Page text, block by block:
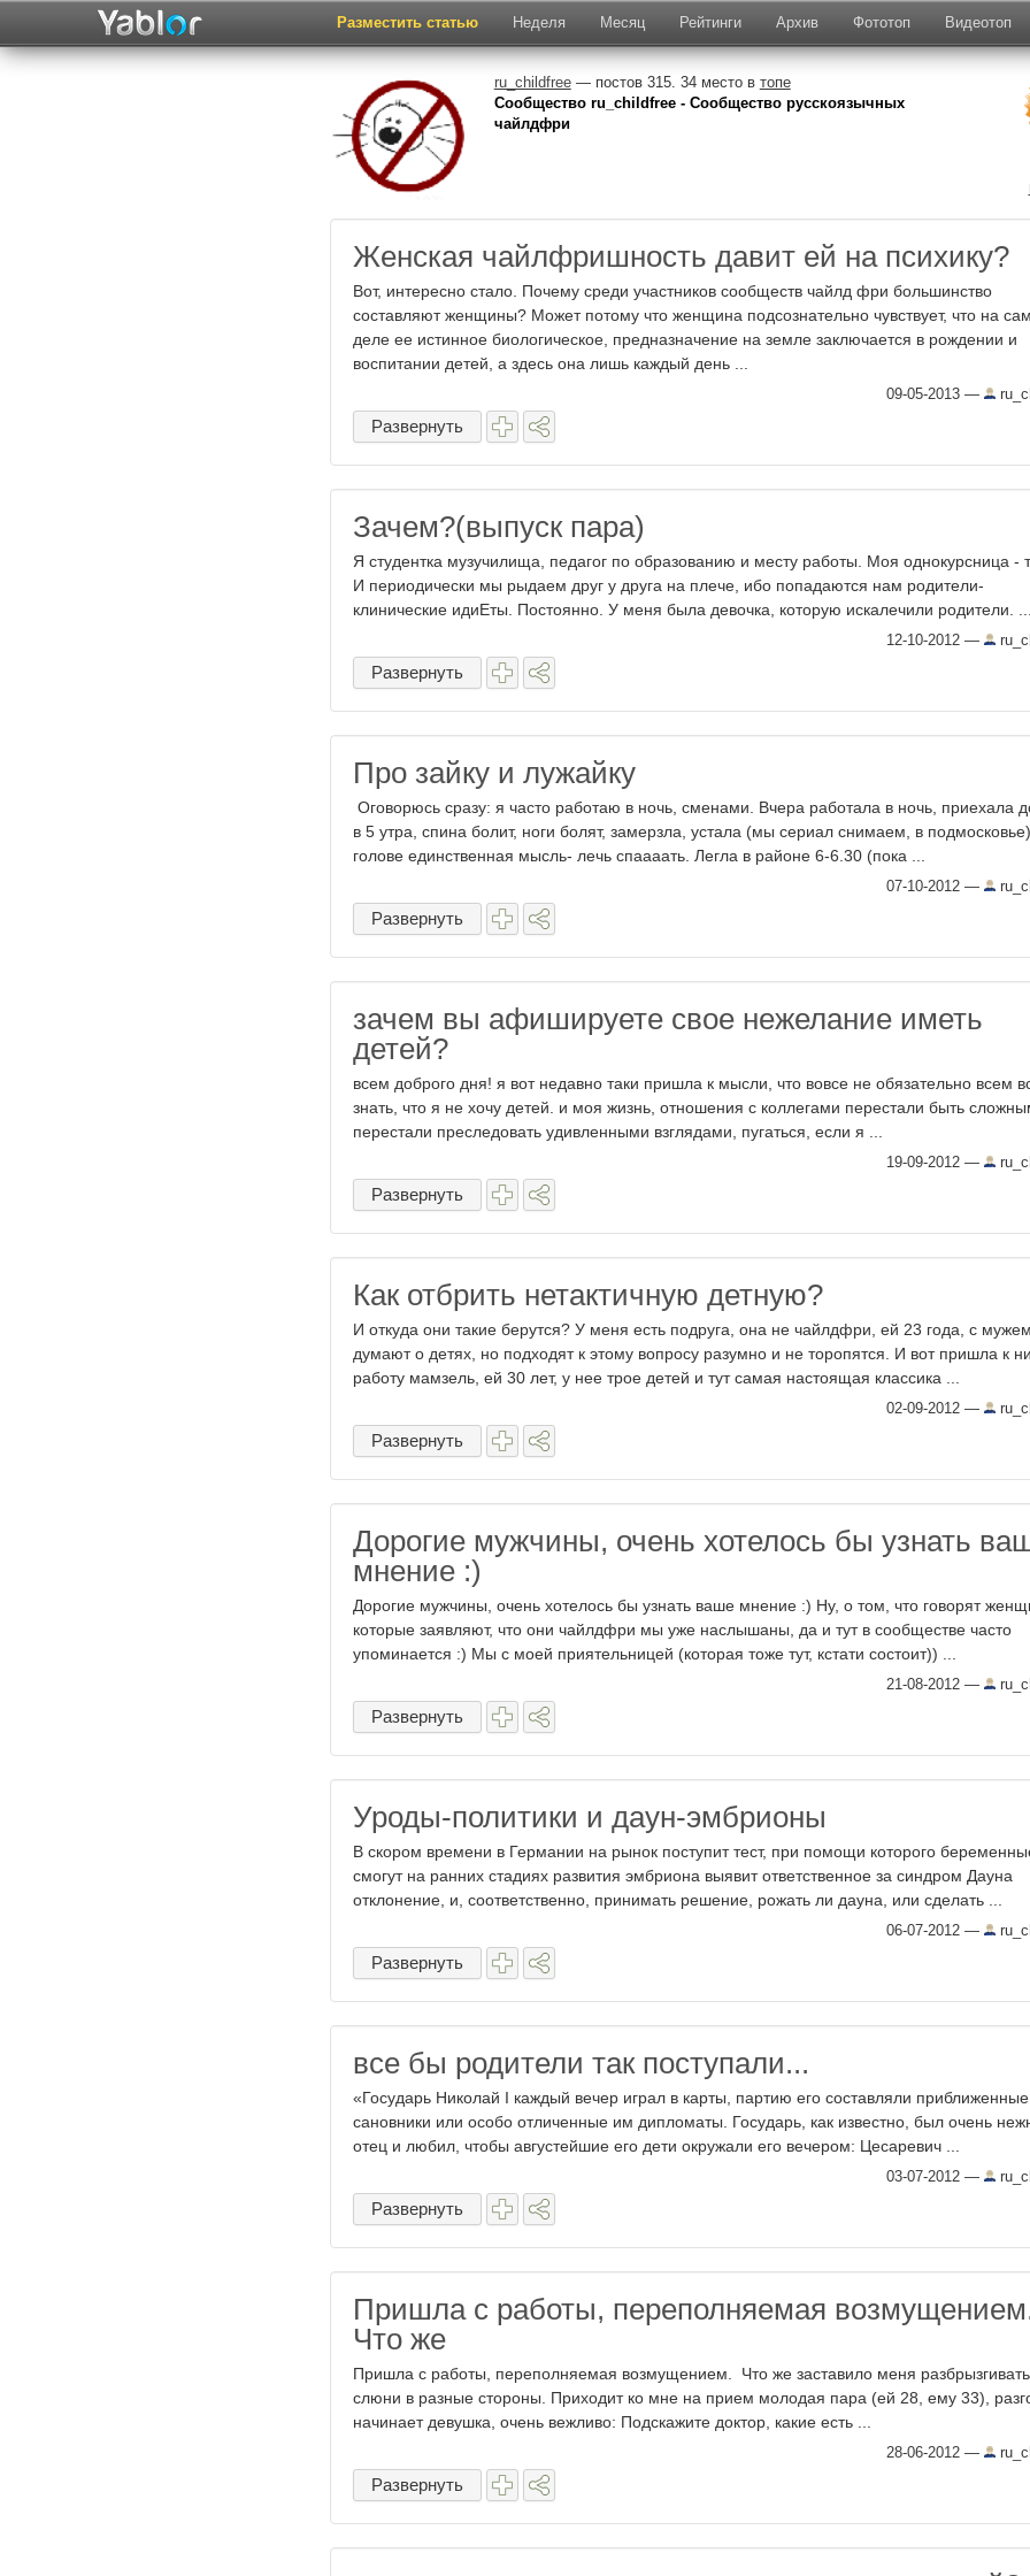
Разместить статью Неделя Месяц Рейтинги Архив Фототоп Видеотоп
ru_childfree— постов 315. 34 место в топе
Сообщество ru_childfree - Сообщество русскоязычных
чайлдфри
Женская чайлфришность давит ей на психику?
Вот, интересно стало. Почему среди участников сообществ чайлд фри большинство
составляют женщины? Может потому что женщина подсознательно чувствует, что на
деле ее истинное биологическое, предназначение на земле заключается в рождении и
воспитании детей, а здесь она лишь каждый день ...
09-05-2013 —
Развернуть
Зачем?(выпуск пара)
Я студентка музучилища, педагог по образованию и месту работы. Моя однокурсница -
И периодически мы рыдаем друг у друга на плече, ибо попадаются нам родители-
клинические идиЕты. Постоянно. У меня была девочка, которую искалечили родители. ...
12-10-2012 —
Развернуть
Про зайку и лужайку
Оговорюсь сразу: я часто работаю в ночь, сменами. Вчера работала в ночь, приехала
в 5 утра, спина болит, ноги болят, замерзла, устала (мы сериал снимаем, в
голове единственная мысль- лечь спаааать. Легла в районе 6-6.30 (пока ...
07-10-2012 —
Развернуть
зачем вы афишируете свое нежелание иметь
детей?
всем доброго дня! я вот недавно таки пришла к мысли, что вовсе не обязательно всем
знать, что я не хочу детей. и моя жизнь, отношения с коллегами перестали быть
перестали преследовать удивленными взглядами, пугаться, если я ...
19-09-2012 —
Развернуть
Как отбрить нетактичную детную?
И откуда они такие берутся? У меня есть подруга, она не чайлдфри, ей 23 года, с мужем
думают о детях, но подходят к этому вопросу разумно и не торопятся. И вот пришла к
работу мамзель, ей 30 лет, у нее трое детей и тут самая настоящая классика ...
02-09-2012 —
Развернуть
Дорогие мужчины, очень хотелось бы узнать
мнение :)
Дорогие мужчины, очень хотелось бы узнать ваше мнение :) Ну, о том, что говорят
которые заявляют, что они чайлдфри мы уже наслышаны, да и тут в сообществе часто
упоминается :) Мы с моей приятельницей (которая тоже тут, кстати состоит)) ...
21-08-2012 —
Развернуть
Уроды-политики и даун-эмбрионы
В скором времени в Германии на рынок поступит тест, при помощи которого
смогут на ранних стадиях развития эмбриона выявит ответственное за синдром Дауна
отклонение, и, соответственно, принимать решение, рожать ли дауна, или сделать ...
06-07-2012 —
Развернуть
все бы родители так поступали...
«Государь Николай I каждый вечер играл в карты, партию его составляли
сановники или особо отличенные им дипломаты. Государь, как известно, был очень
отец и любил, чтобы августейшие его дети окружали его вечером: Цесаревич ...
03-07-2012 —
Развернуть
Пришла с работы, переполняемая
Что же
Пришла с работы, переполняемая возмущением. Что же заставило меня разбрызгивать
слюни в разные стороны. Приходит ко мне на прием молодая пара (ей 28, ему 33),
начинает девушка, очень вежливо: Подскажите доктор, какие есть ...
28-06-2012 —
Развернуть